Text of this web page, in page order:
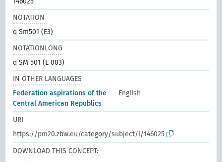
NOTATION
q Sm501 (E3)
NOTATIONLONG
q SM 501 (E 003)
IN OTHER LANGUAGES
Federation aspirations of the
Central American Republics
English
URI
https://pm20.zbw.eu/category/subject/i/146025
DOWNLOAD THIS CONCEPT: